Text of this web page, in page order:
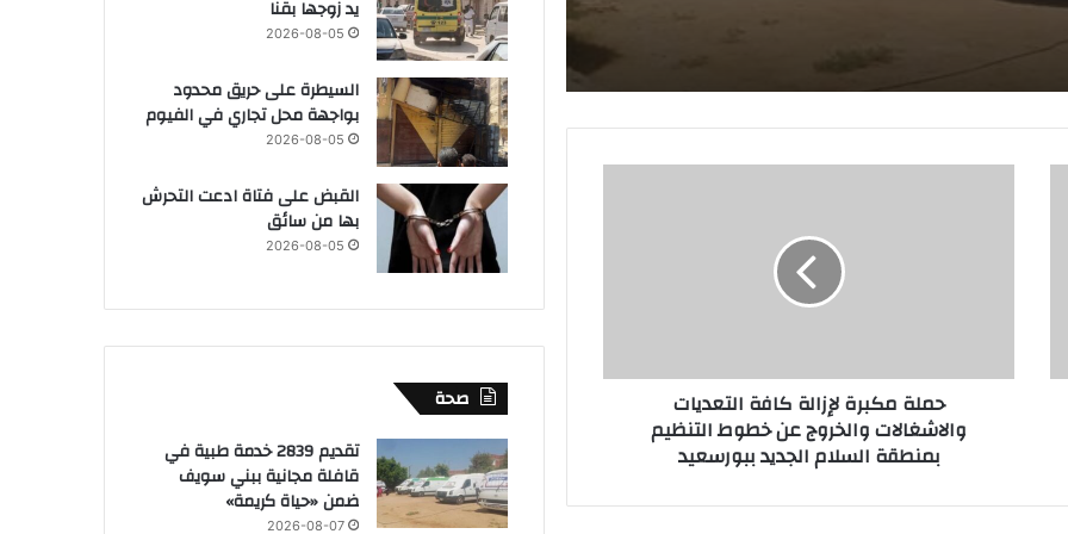
بمرور مسائي لمتابعة انتظام العمل
الأولية .. وعي ينقذ حياة “
ة
ل
حملة مكبرة لإزالة كافة التعديات
والاشغالات والخروج عن خطوط التنظيم
بمنطقة السلام الجديد ببورسعيد
يد زوجها بقنا
2026-08-05
السيطرة على حريق محدود
بواجهة محل تجاري في الفيوم
2026-08-05
القبض على فتاة ادعت التحرش
بها من سائق
2026-08-05
صحة
تقديم 2839 خدمة طبية في
قافلة مجانية ببني سويف
ضمن «حياة كريمة»
2026-08-07